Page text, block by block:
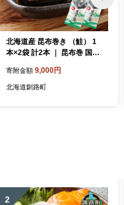
北海道産 昆布巻き （鮭） 1
本×2袋 計2本 ｜ 昆布巻 国産
藻 だし昆布 こんぶ水 出汁 乾
物 こんぶ ギフト 調理済み 一
寄附金額 9,000円
北海道釧路町
2